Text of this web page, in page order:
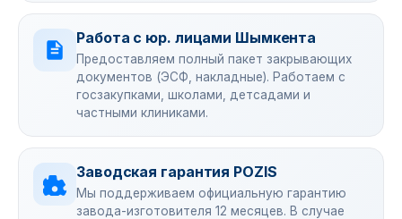
Работа с юр. лицами Шымкента
Предоставляем полный пакет закрывающих
документов (ЭСФ, накладные). Работаем с
госзакупками, школами, детсадами и
частными клиниками.
Заводская гарантия POZIS
Мы поддерживаем официальную гарантию
завода-изготовителя 12 месяцев. В случае